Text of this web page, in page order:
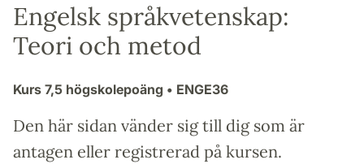
Engelsk språkvetenskap:
Teori och metod
Kurs 7,5 högskolepoäng • ENGE36
Den här sidan vänder sig till dig som är
antagen eller registrerad på kursen.